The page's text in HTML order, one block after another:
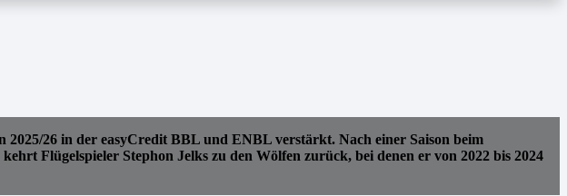
26 in der easyCredit BBL und ENBL verstärkt. Nach einer Saison beim
Flügelspieler Stephon Jelks zu den Wölfen zurück, bei denen er von 2022 bis 2024